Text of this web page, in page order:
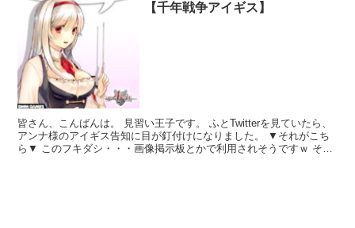
【千年戦争アイギス】
皆さん、こんばんは。 見習い王子です。 ふとTwitterを見ていたら、
アンナ様のアイギス告知に目が釘付けになりました。 ▼それがこち
ら▼ このフキダシ・・・画像掲示板とかで利用されそうですｗ そう